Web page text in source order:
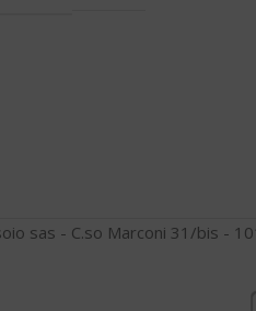
sas - C.so Marconi 31/bis -